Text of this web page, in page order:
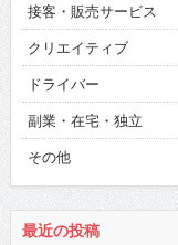
接客・販売サービス
クリエイティブ
ドライバー
副業・在宅・独立
その他
最近の投稿